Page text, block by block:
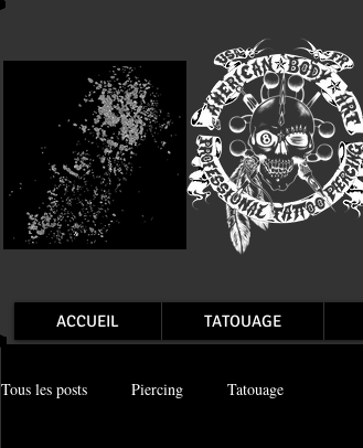
ACCUEIL TATOUAGE
Tous les posts Piercing Tatouage